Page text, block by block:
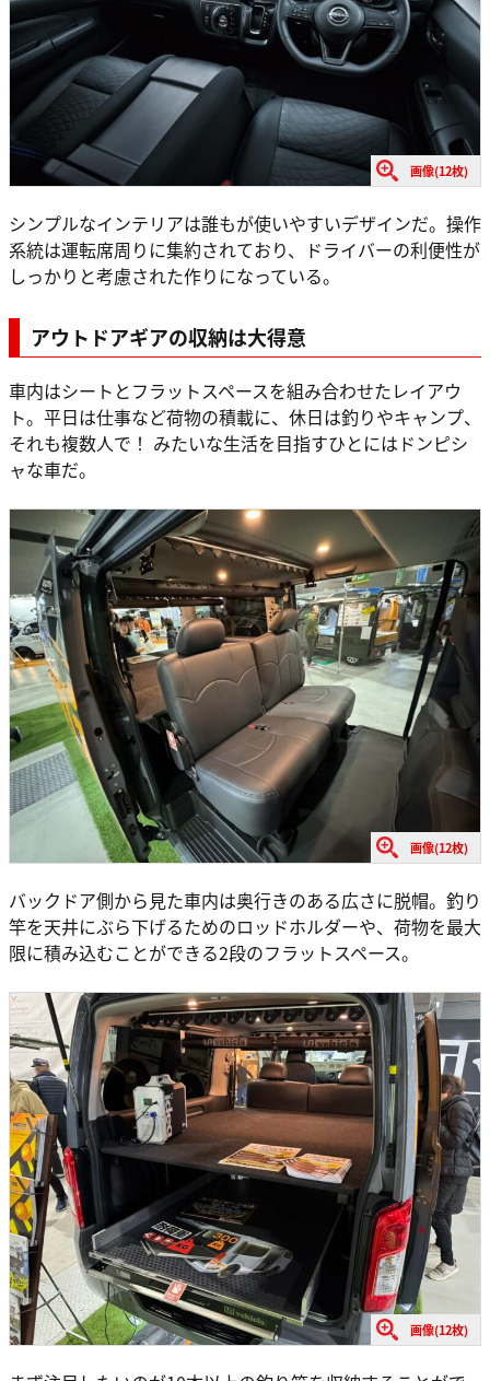
画像(12枚)
シンプルなインテリアは誰もが使いやすいデザインだ。操作
系統は運転席周りに集約されており、ドライバーの利便性が
しっかりと考慮された作りになっている。
アウトドアギアの収納は大得意
車内はシートとフラットスペースを組み合わせたレイアウ
ト。平日は仕事など荷物の積載に、休日は釣りやキャンプ、
それも複数人で！ みたいな生活を目指すひとにはドンピシ
ャな車だ。
画像(12枚)
バックドア側から見た車内は奥行きのある広さに脱帽。釣り
竿を天井にぶら下げるためのロッドホルダーや、荷物を最大
限に積み込むことができる2段のフラットスペース。
画像(12枚)